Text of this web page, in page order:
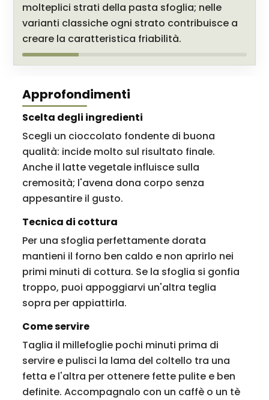
molteplici strati della pasta sfoglia; nelle
varianti classiche ogni strato contribuisce a
creare la caratteristica friabilità.
Approfondimenti
Scelta degli ingredienti
Scegli un cioccolato fondente di buona
qualità: incide molto sul risultato finale.
Anche il latte vegetale influisce sulla
cremosità; l'avena dona corpo senza
appesantire il gusto.
Tecnica di cottura
Per una sfoglia perfettamente dorata
mantieni il forno ben caldo e non aprirlo nei
primi minuti di cottura. Se la sfoglia si gonfia
troppo, puoi appoggiarvi un'altra teglia
sopra per appiattirla.
Come servire
Taglia il millefoglie pochi minuti prima di
servire e pulisci la lama del coltello tra una
fetta e l'altra per ottenere fette pulite e ben
definite. Accompagnalo con un caffè o un tè